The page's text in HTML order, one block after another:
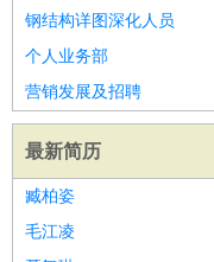
钢结构详图深化人员
个人业务部
营销发展及招聘
最新简历
臧柏姿
毛江凌